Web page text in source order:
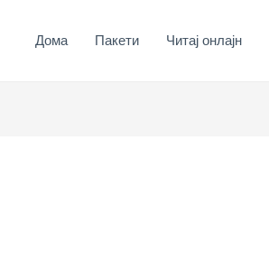
Дома Пакети Читај онлајн